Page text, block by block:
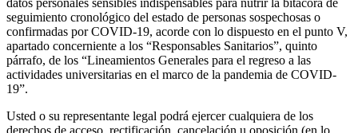
datos personales sensibles indispensables para nutrir la bitácora de
seguimiento cronológico del estado de personas sospechosas o
confirmadas por COVID-19, acorde con lo dispuesto en el punto V,
apartado concerniente a los “Responsables Sanitarios”, quinto
párrafo, de los “Lineamientos Generales para el regreso a las
actividades universitarias en el marco de la pandemia de COVID-
19”.
Usted o su representante legal podrá ejercer cualquiera de los